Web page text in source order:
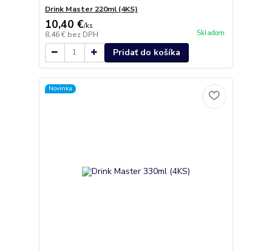
Drink Master 220ml (4KS)
10,40 €/ks
8,46 € bez DPH Skladom
Pridať do košíka
Novinka